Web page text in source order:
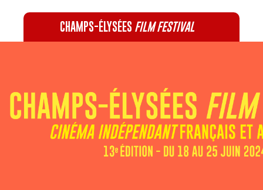
CHAMPS-ÉLYSÉES FILM FESTIVAL
Recevez notre newsletter :